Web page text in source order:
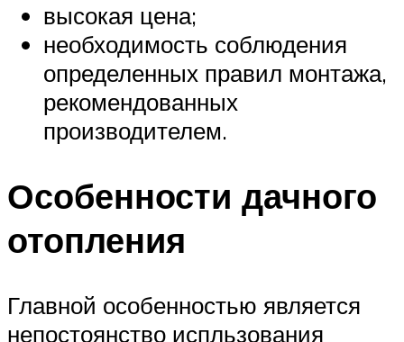
высокая цена;
необходимость соблюдения
определенных правил монтажа,
рекомендованных
производителем.
Особенности дачного
отопления
Главной особенностью является
непостоянство испльзования